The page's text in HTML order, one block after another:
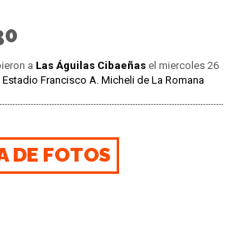
a Las Águilas Cibaeñas el miercoles 26
Estadio Francisco A. Micheli de La Romana
DE FOTOS